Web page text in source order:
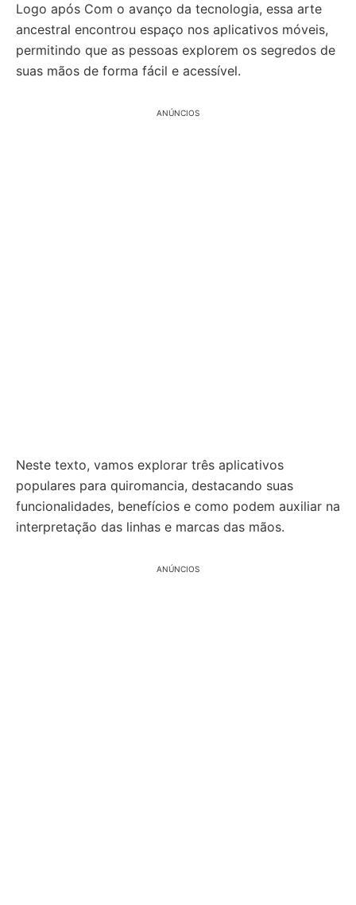
Logo após Com o avanço da tecnologia, essa arte
ancestral encontrou espaço nos aplicativos móveis,
permitindo que as pessoas explorem os segredos de
suas mãos de forma fácil e acessível.
ANÚNCIOS
Neste texto, vamos explorar três aplicativos
populares para quiromancia, destacando suas
funcionalidades, benefícios e como podem auxiliar na
interpretação das linhas e marcas das mãos.
ANÚNCIOS